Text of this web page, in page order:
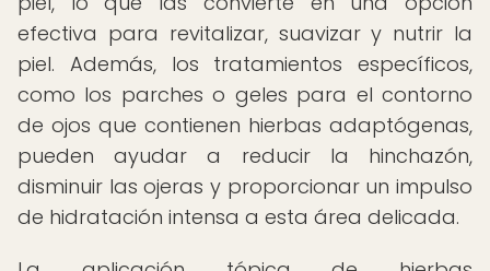
efectiva para revitalizar, suavizar y nutrir la
piel. Además, los tratamientos específicos,
como los parches o geles para el contorno
de ojos que contienen hierbas adaptógenas,
pueden ayudar a reducir la hinchazón,
disminuir las ojeras y proporcionar un impulso
de hidratación intensa a esta área delicada.